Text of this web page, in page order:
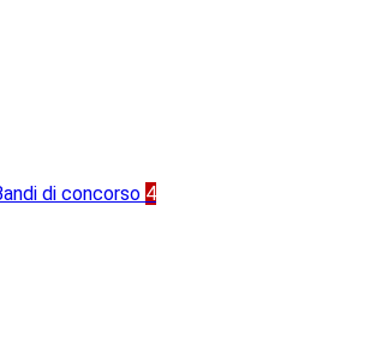
di concorso 4